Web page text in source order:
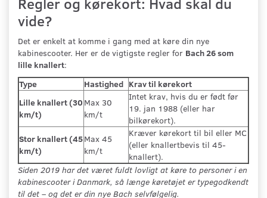
vide?
Det er enkelt at komme i gang med at køre din nye
kabinescooter. Her er de vigtigste regler for Bach 26 som
lille knallert:
Type
Hastighed Krav til kørekort
Lille knallert (30
km/t)
Max 30
km/t
Intet krav, hvis du er født før
19. jan 1988 (eller har
bilkørekort).
Stor knallert (45
km/t)
Max 45
km/t
Kræver kørekort til bil eller MC
(eller knallertbevis til 45-
knallert).
Siden 2019 har det været fuldt lovligt at køre to personer i en
kabinescooter i Danmark, så længe køretøjet er typegodkendt
til det – og det er din nye Bach selvfølgelig.